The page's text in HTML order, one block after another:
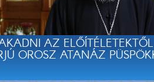
AZ
OROSZ ATANÁZ